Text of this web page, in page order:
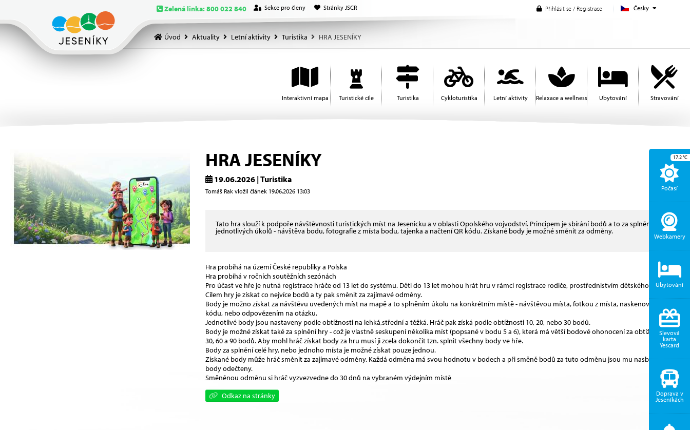
Česky
Přihlásit se / Registrace
Zelená linka: 800 022 840 Sekce pro členy Stránky JSCR
Úvod Aktuality Letní aktivity Turistika HRA JESENÍKY
Interaktivní mapa Turistické cíle Turistika Cykloturistika Letní aktivity Relaxace a wellness Ubytování Stravování
HRA JESENÍKY
19.06.2026 | Turistika
Tomáš Rak vložil článek 19.06.2026 13:03
Tato hra slouží k podpoře návštěvnosti turistických míst na Jesenicku a v oblasti Opolského vojvodství. Principem je sbírání bodů a to za splnění
jednotlivých úkolů - návštěva bodu, fotografie z místa bodu, tajenka a načtení QR kódu. Získané body je možné směnit za odměny.
Hra probíhá na území České republiky a Polska
Hra probíhá v ročních soutěžních sezónách
Pro účast ve hře je nutná registrace hráče od 13 let do systému. Děti do 13 let mohou hrát hru v rámci registrace rodiče, prostřednistvím dětského podúčtu.
Cílem hry je získat co nejvíce bodů a ty pak směnit za zajímavé odměny.
Body je možno získat za návštěvu uvedených míst na mapě a to splněním úkolu na konkrétním místě - návštěvou místa, fotkou z místa, naskenováním QR
kódu, nebo odpovězením na otázku.
Jednotlivé body jsou nastaveny podle obtížnosti na lehká,střední a těžká. Hráč pak získá podle obtížnosti 10, 20, nebo 30 bodů.
Body je možné získat také za splnění hry - což je vlastně seskupení několika míst (popsané v bodu 5 a 6), která má větší bodové ohonocení za obtížnost a to
30, 60 a 90 bodů. Aby mohl hráč získat body za hru musí ji zcela dokončit tzn. splnit všechny body ve hře.
Body za splnění celé hry, nebo jednoho místa je možné získat pouze jednou.
Získané body může hráč směnit za zajímavé odměny. Každá odměna má svou hodnotu v bodech a při směně bodů za tuto odměnu jsou mu nasbírané
body odečteny.
Směněnou odměnu si hráč vyzvezvedne do 30 dnů na vybraném výdejním místě
Odkaz na stránky
Počasí
17.2°C
Webkamery
Ubytování
Slevová
karta
Yescard
Doprava v
Jeseníkách